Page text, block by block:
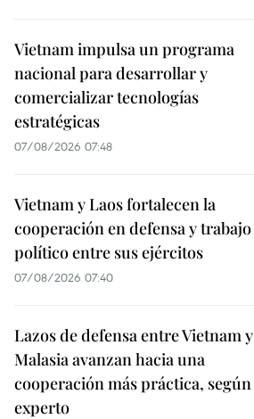
Vietnam impulsa un programa
nacional para desarrollar y
comercializar tecnologías
estratégicas
07/08/2026 07:48
Vietnam y Laos fortalecen la
cooperación en defensa y trabajo
político entre sus ejércitos
07/08/2026 07:40
Lazos de defensa entre Vietnam y
Malasia avanzan hacia una
cooperación más práctica, según
experto